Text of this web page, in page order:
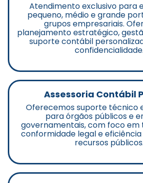
Atendimento exclusivo para
pequeno, médio e grande
grupos empresariais.
planejamento estratégico,
suporte contábil
confidencialidade.
Assessoria Contábil
Oferecemos suporte técnico
para órgãos públicos e
governamentais, com foco em
conformidade legal e
recursos públicos.